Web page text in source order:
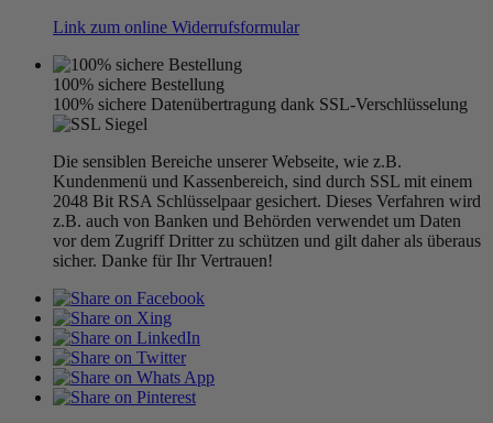
Link zum online Widerrufsformular
100% sichere Bestellung
100% sichere Datenübertragung dank SSL-Verschlüsselung
Die sensiblen Bereiche unserer Webseite, wie z.B.
Kundenmenü und Kassenbereich, sind durch SSL mit einem
2048 Bit RSA Schlüsselpaar gesichert. Dieses Verfahren wird
z.B. auch von Banken und Behörden verwendet um Daten
vor dem Zugriff Dritter zu schützen und gilt daher als überaus
sicher. Danke für Ihr Vertrauen!